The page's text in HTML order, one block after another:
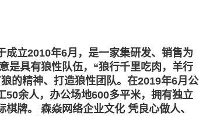
立2010年6月，是一家集研发、销售为
是具有狼性队伍， “狼行千里吃肉，羊行
的精神、打造狼性团队。在2019年6月公
余人，办公场地600多平米，拥有独立
牌。 森焱网络企业文化 凭良心做人、